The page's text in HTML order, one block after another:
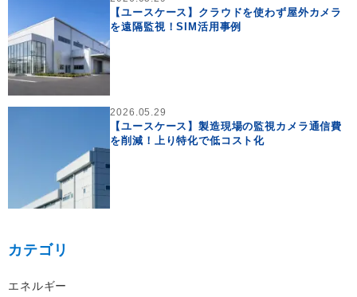
【ユースケース】クラウドを使わず屋外カメラ
を遠隔監視！SIM活用事例
2026.05.29
【ユースケース】製造現場の監視カメラ通信費
を削減！上り特化で低コスト化
カテゴリ
エネルギー